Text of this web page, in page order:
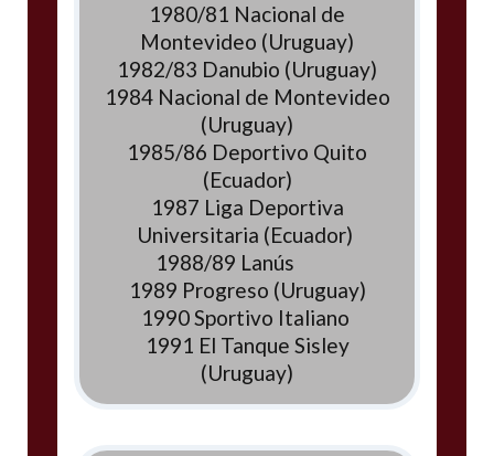
1980/81 Nacional de
Montevideo (Uruguay)
1982/83 Danubio (Uruguay)
1984 Nacional de Montevideo
(Uruguay)
1985/86 Deportivo Quito
(Ecuador)
1987 Liga Deportiva
Universitaria (Ecuador)
1988/89 Lanús
1989 Progreso (Uruguay)
1990 Sportivo Italiano
1991 El Tanque Sisley
(Uruguay)